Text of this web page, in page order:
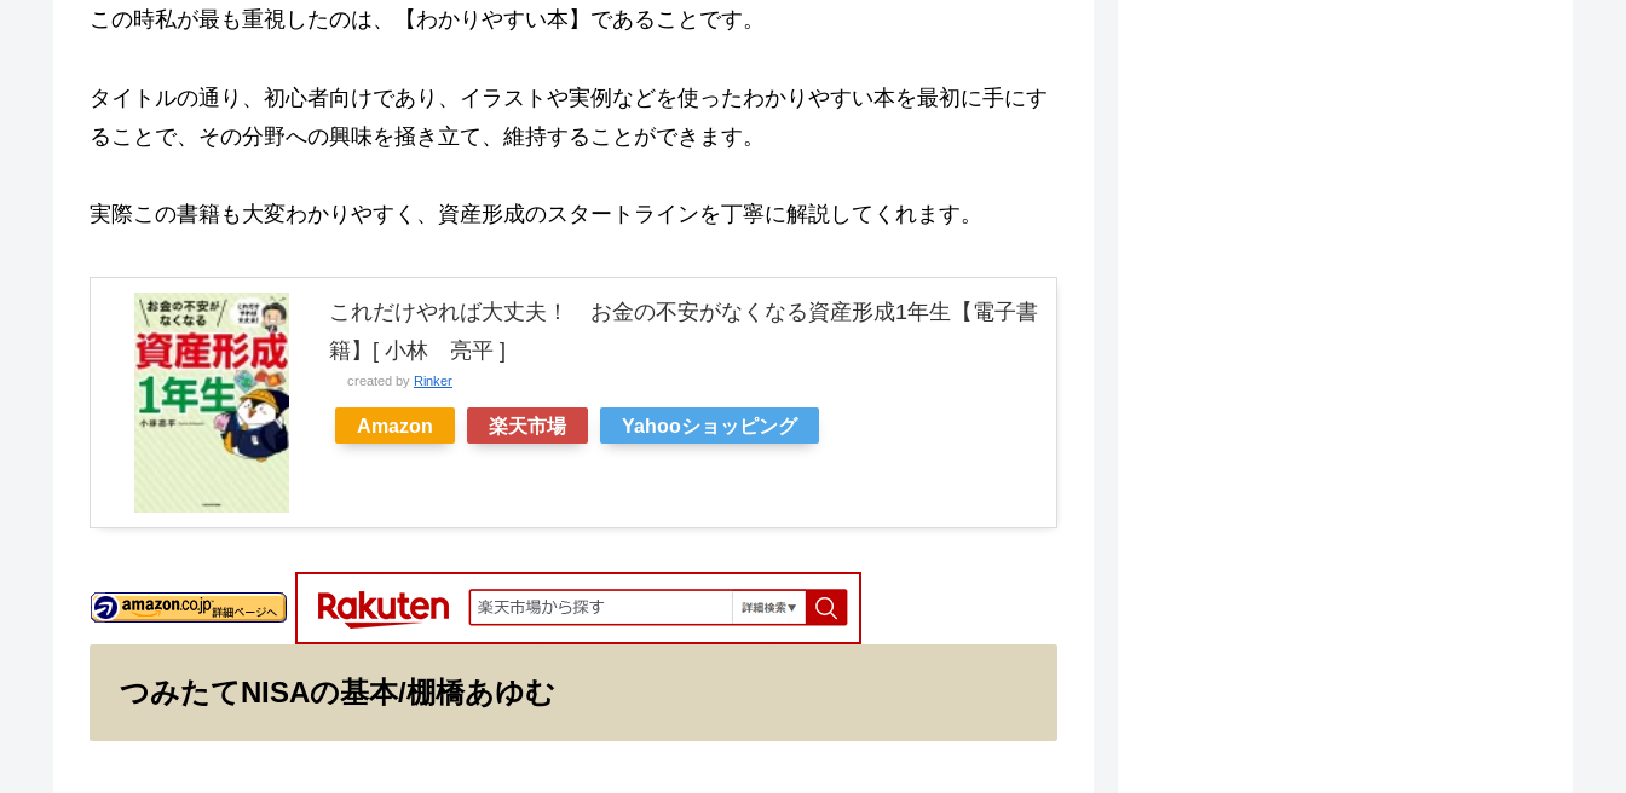
この時私が最も重視したのは、【わかりやすい本】であることです。
タイトルの通り、初心者向けであり、イラストや実例などを使ったわかりやすい本を最初に手にす
ることで、その分野への興味を掻き立て、維持することができます。
実際この書籍も大変わかりやすく、資産形成のスタートラインを丁寧に解説してくれます。
これだけやれば大丈夫！ お金の不安がなくなる資産形成1年生【電子書
籍】[ 小林 亮平 ]
created by Rinker
Amazon 楽天市場 Yahooショッピング
つみたてNISAの基本/棚橋あゆむ